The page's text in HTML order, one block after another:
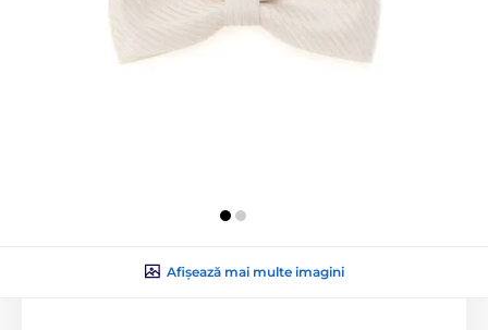
Afișează mai multe imagini